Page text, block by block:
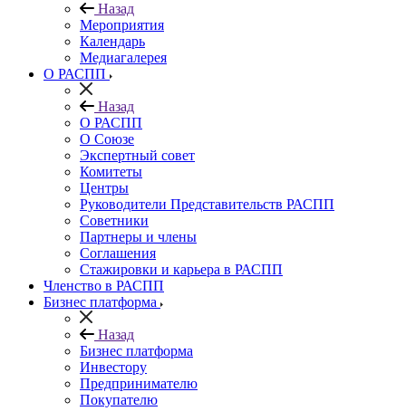
Назад
Мероприятия
Календарь
Медиагалерея
О РАСПП
Назад
О РАСПП
О Союзе
Экспертный совет
Комитеты
Центры
Руководители Представительств РАСПП
Советники
Партнеры и члены
Соглашения
Стажировки и карьера в РАСПП
Членство в РАСПП
Бизнес платформа
Назад
Бизнес платформа
Инвестору
Предпринимателю
Покупателю